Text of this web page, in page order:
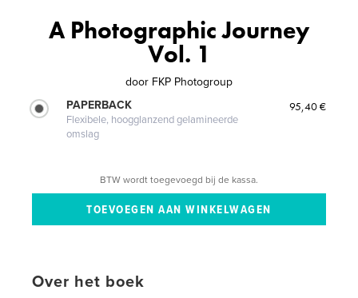
A Photographic Journey
Vol. 1
door FKP Photogroup
PAPERBACK
Flexibele, hoogglanzend gelamineerde
omslag
95,40 €
BTW wordt toegevoegd bij de kassa.
Over het boek